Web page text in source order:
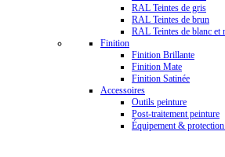
RAL Teintes de gris
RAL Teintes de brun
RAL Teintes de blanc et
Finition
Finition Brillante
Finition Mate
Finition Satinée
Accessoires
Outils peinture
Post-traitement peinture
Équipement &